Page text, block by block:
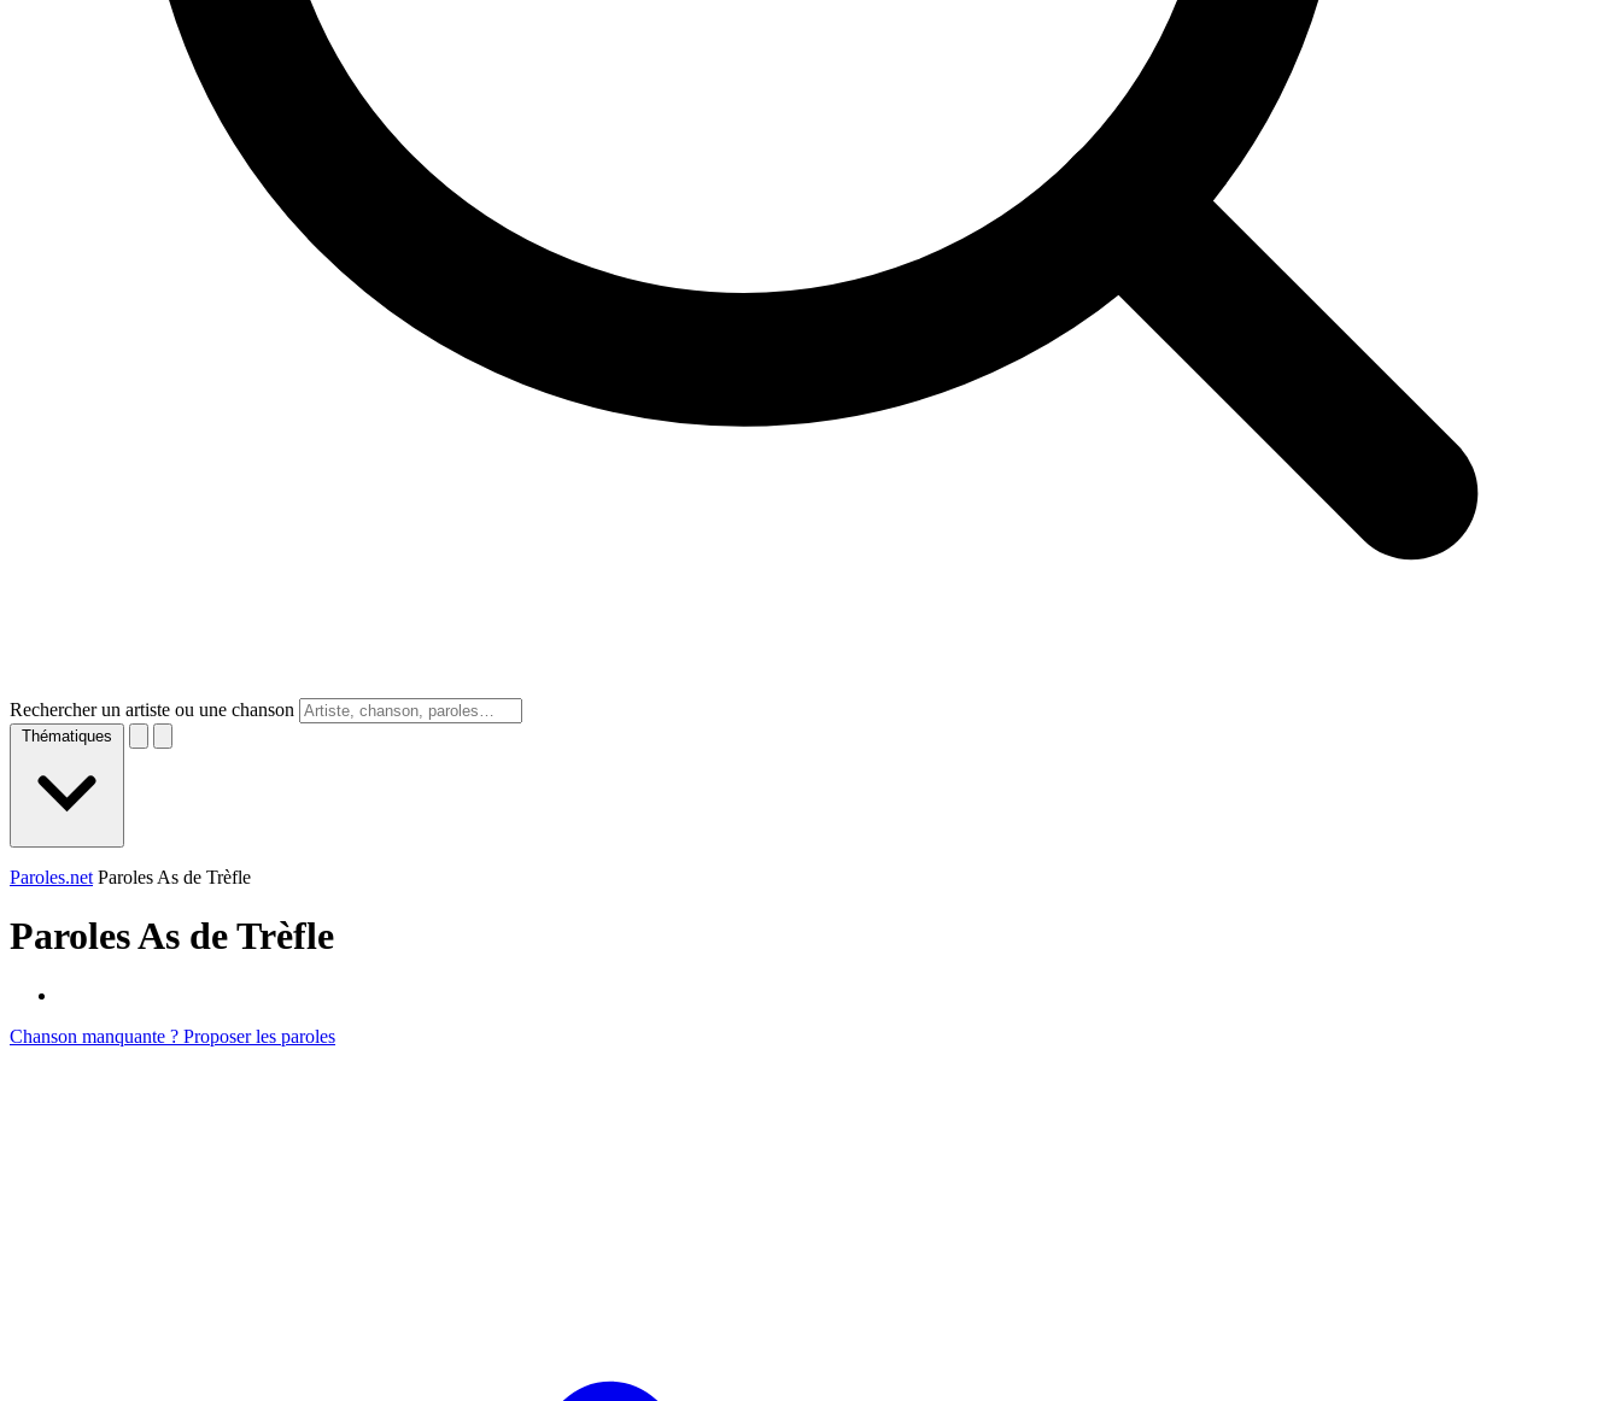
Rechercher un artiste ou une chanson
Thématiques
Paroles.net Paroles As de Trèfle
ParolesAs de Trèfle
Chanson manquante ? Proposer les paroles